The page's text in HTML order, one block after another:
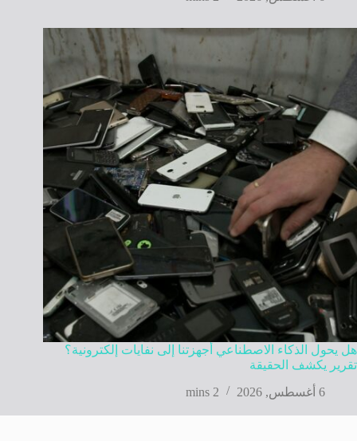
هل يحول الذكاء الاصطناعي أجهزتنا إلى نفايات إلكترونية؟
تقرير يكشف الحقيقة
6 أغسطس, 2026
2 mins